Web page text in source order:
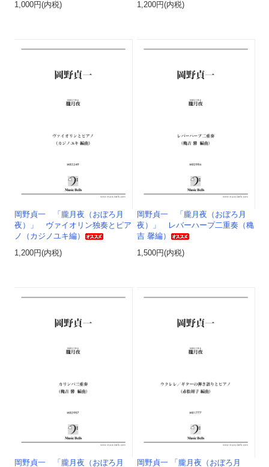
1,000円(内税)
1,200円(内税)
岡野貞一 「朧月夜（おぼろ月
夜）」 ヴァイオリン独奏とピア
ノ（カジノユキ編）
1,200円(内税)
岡野貞一 「朧月夜（おぼろ月
夜）」 レバーハープ二重奏（穐
吉 馨編）
1,500円(内税)
岡野貞一 「朧月夜（おぼろ月
岡野貞一 「朧月夜（おぼろ月